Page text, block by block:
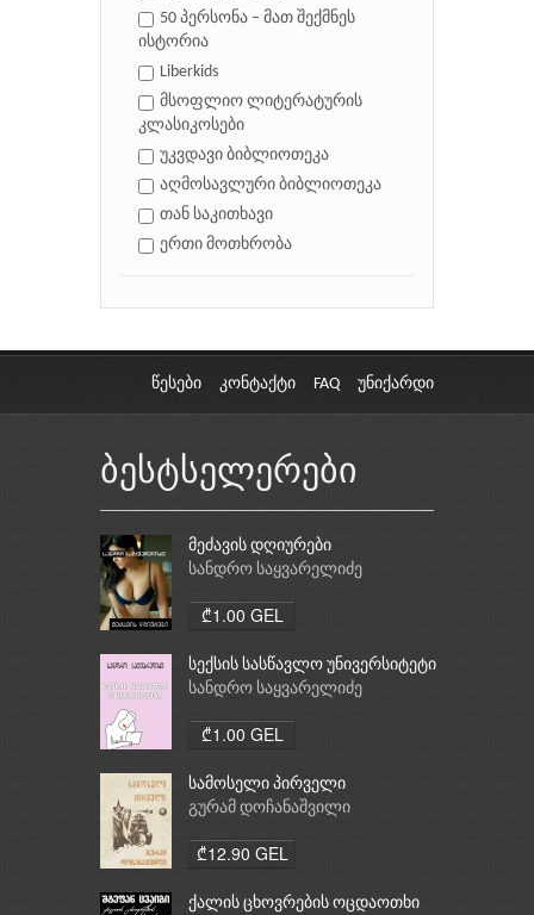
50 პერსონა – მათ შექმნეს
ისტორია
Liberkids
მსოფლიო ლიტერატურის
კლასიკოსები
უკვდავი ბიბლიოთეკა
აღმოსავლური ბიბლიოთეკა
თან საკითხავი
ერთი მოთხრობა
წესები კონტაქტი FAQ უნიქარდი
ბესტსელერები
მეძავის დღიურები
სანდრო საყვარელიძე
₾1.00 GEL
სექსის სასწავლო უნივერსიტეტი
სანდრო საყვარელიძე
₾1.00 GEL
სამოსელი პირველი
გურამ დოჩანაშვილი
₾12.90 GEL
ქალის ცხოვრების ოცდაოთხი